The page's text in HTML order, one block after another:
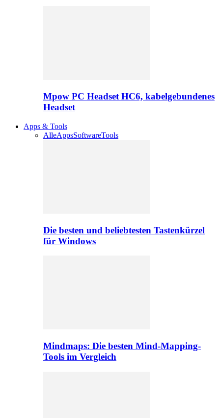
Mpow PC Headset HC6, kabelgebundenes
Headset
Apps & Tools
AlleAppsSoftwareTools
Die besten und beliebtesten Tastenkürzel
für Windows
Mindmaps: Die besten Mind-Mapping-
Tools im Vergleich